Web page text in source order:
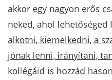
akkor egy nagyon erős
neked, ahol lehetőséged
alkotni, kiemelkedni, a
jónak lenni, irányítani,
kollégáid is hozzád